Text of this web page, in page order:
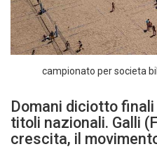
campionato per societa
Domani diciotto finali
titoli nazionali. Galli
crescita, il